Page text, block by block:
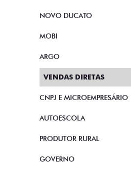
NOVO DUCATO
MOBI
ARGO
VENDAS DIRETAS
CNPJ E MICROEMPRESÁRIO
AUTOESCOLA
PRODUTOR RURAL
GOVERNO